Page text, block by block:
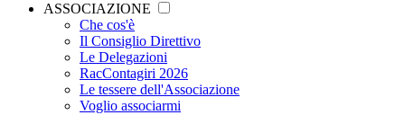
ASSOCIAZIONE
Che cos'è
Il Consiglio Direttivo
Le Delegazioni
RacContagiri 2026
Le tessere dell'Associazione
Voglio associarmi